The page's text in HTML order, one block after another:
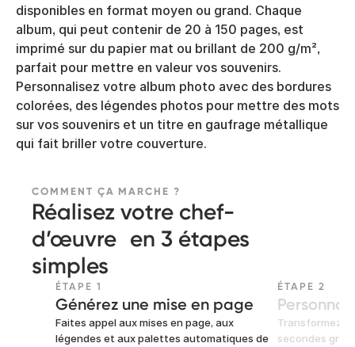
disponibles en format moyen ou grand. Chaque
album, qui peut contenir de 20 à 150 pages, est
imprimé sur du papier mat ou brillant de 200 g/m²,
parfait pour mettre en valeur vos souvenirs.
Personnalisez votre album photo avec des bordures
colorées, des légendes photos pour mettre des mots
sur vos souvenirs et un titre en gaufrage métallique
qui fait briller votre couverture.
COMMENT ÇA MARCHE ?
Réalisez votre chef-
d’œuvre en 3 étapes
simples
ÉTAPE 1
Générez une mise en page
Faites appel aux mises en page, aux
légendes et aux palettes automatiques de
ÉTAPE 2
Transformez
secondes